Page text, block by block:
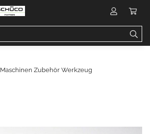
Maschinen Zubehör Werkzeug